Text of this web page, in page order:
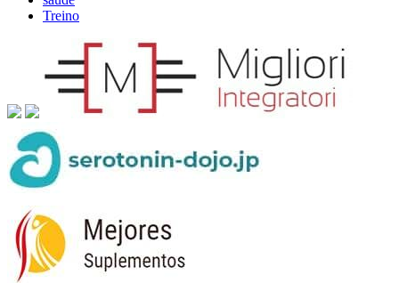
Treino